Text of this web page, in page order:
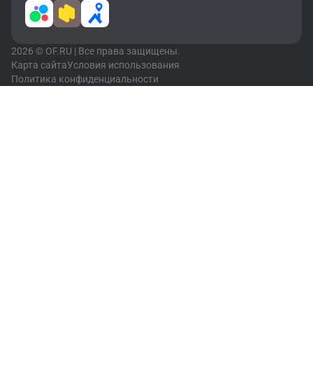
2026 © OF.RU | Все права защищены.
Карта сайтаУсловия использования
Политика конфиденциальности